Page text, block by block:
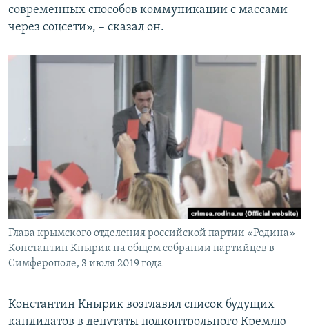
современных способов коммуникации с массами
через соцсети», – сказал он.
Глава крымского отделения российской партии «Родина»
Константин Кнырик на общем собрании партийцев в
Симферополе, 3 июля 2019 года
Константин Кнырик возглавил список будущих
кандидатов в депутаты подконтрольного Кремлю